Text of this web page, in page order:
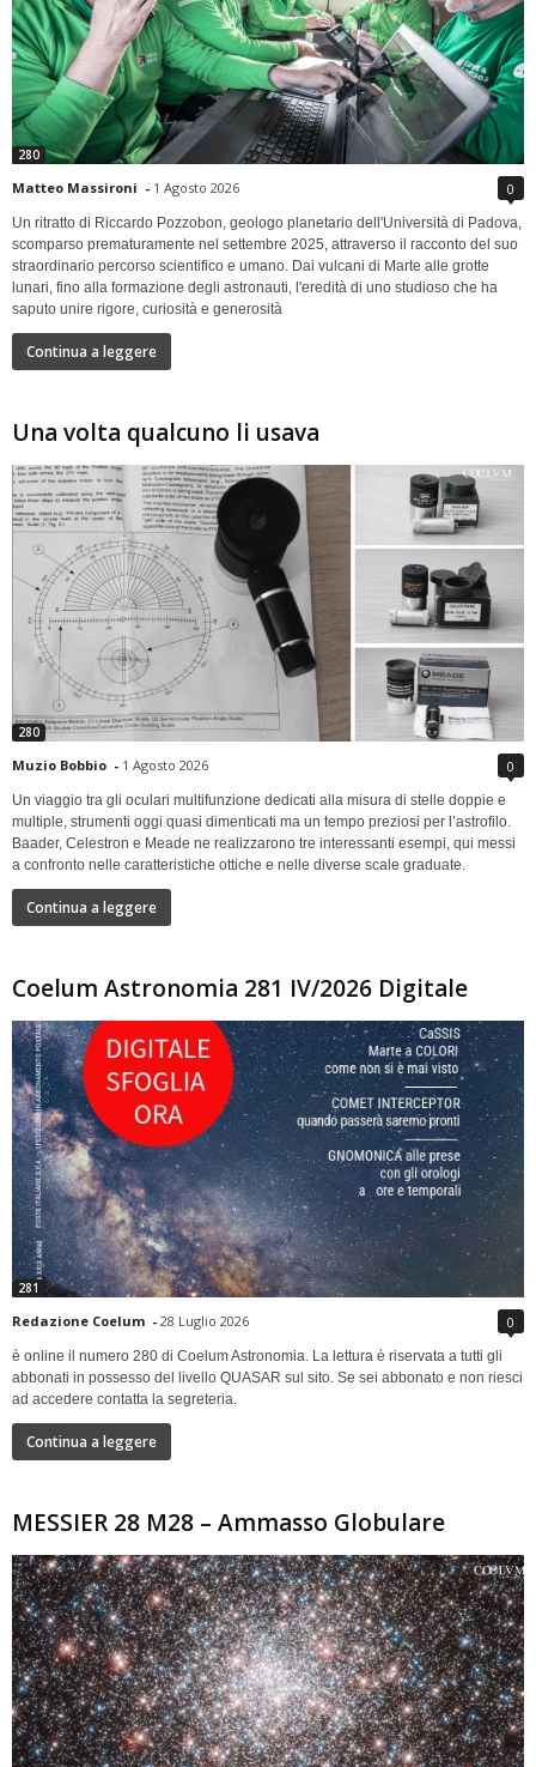
280
Matteo Massironi - 1 Agosto 2026 0
Un ritratto di Riccardo Pozzobon, geologo planetario dell'Università di Padova,
scomparso prematuramente nel settembre 2025, attraverso il racconto del suo
straordinario percorso scientifico e umano. Dai vulcani di Marte alle grotte
lunari, fino alla formazione degli astronauti, l'eredità di uno studioso che ha
saputo unire rigore, curiosità e generosità
Continua a leggere
Una volta qualcuno li usava
280
Muzio Bobbio - 1 Agosto 2026 0
Un viaggio tra gli oculari multifunzione dedicati alla misura di stelle doppie e
multiple, strumenti oggi quasi dimenticati ma un tempo preziosi per l’astrofilo.
Baader, Celestron e Meade ne realizzarono tre interessanti esempi, qui messi
a confronto nelle caratteristiche ottiche e nelle diverse scale graduate.
Continua a leggere
Coelum Astronomia 281 IV/2026 Digitale
281
Redazione Coelum - 28 Luglio 2026 0
è online il numero 280 di Coelum Astronomia. La lettura è riservata a tutti gli
abbonati in possesso del livello QUASAR sul sito. Se sei abbonato e non riesci
ad accedere contatta la segreteria.
Continua a leggere
MESSIER 28 M28 – Ammasso Globulare